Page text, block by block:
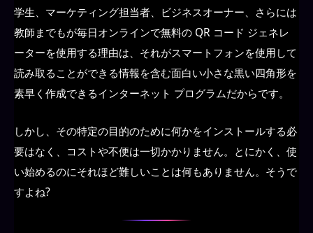
学生、マーケティング担当者、ビジネスオーナー、さらには
教師までもが毎日オンラインで無料の QR コード ジェネレ
ーターを使用する理由は、それがスマートフォンを使用して
読み取ることができる情報を含む面白い小さな黒い四角形を
素早く作成できるインターネット プログラムだからです。
しかし、その特定の目的のために何かをインストールする必
要はなく、コストや不便は一切かかりません。とにかく、使
い始めるのにそれほど難しいことは何もありません。そうで
すよね?